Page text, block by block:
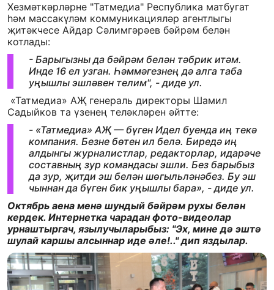
Хезмәткәрләрне "Татмедиа" Республика матбугат
һәм массакүләм коммуникацияләр агентлыгы
җитәкчесе Айдар Сәлимгәрәев бәйрәм белән
котлады:
- Барыгызны да бәйрәм белән тәбрик итәм.
Инде 16 ел узган. Һәммәгезнең дә алга таба
уңышлы эшләвен телим", - диде ул.
«Татмедиа» АҖ генераль директоры Шамил
Садыйков та үзенең теләкләрен әйтте:
- «Татмедиа» АҖ — бүген Идел буенда иң текә
компания. Безне бөтен ил белә. Биредә иң
алдынгы журналистлар, редакторлар, идарәче
составның зур командасы эшли. Без барыбыз
да зур, җитди эш белән шөгыльләнәбез. Бу эш
чыннан да бүген бик уңышлы бара», - диде ул.
Октябрь аена менә шундый бәйрәм рухы белән
кердек. Интернетка чарадан фото-видеолар
урнаштыргач, язылучыларыбыз: "Эх, мине дә эштә
шулай каршы алсыннар иде әле!.." дип яздылар.